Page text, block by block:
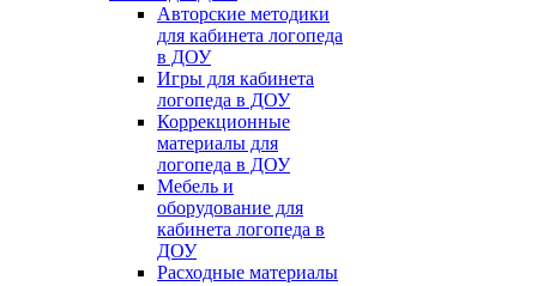
Авторские методики
для кабинета логопеда
в ДОУ
Игры для кабинета
логопеда в ДОУ
Коррекционные
материалы для
логопеда в ДОУ
Мебель и
оборудование для
кабинета логопеда в
ДОУ
Расходные материалы